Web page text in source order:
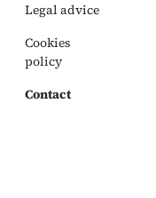
Legal advice
Cookies
policy
Contact